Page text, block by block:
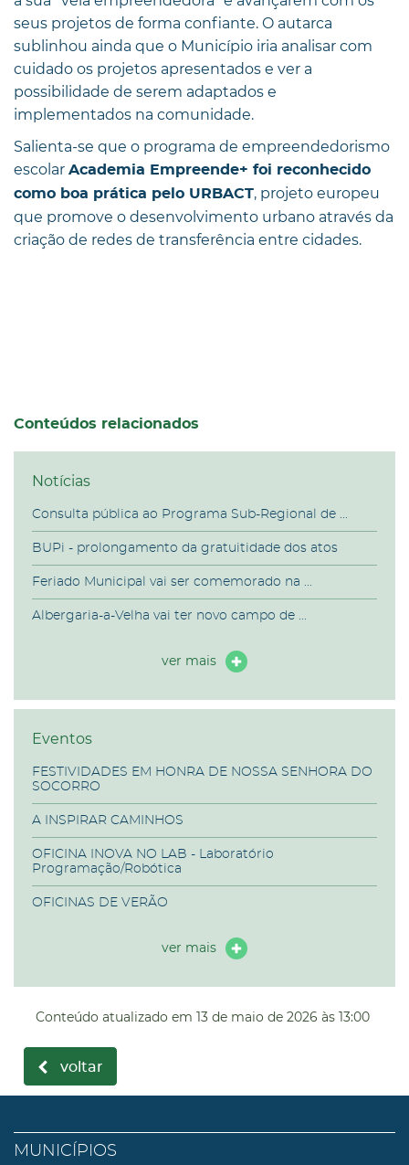
seus projetos de forma confiante. O autarca
sublinhou ainda que o Município iria analisar com
cuidado os projetos apresentados e ver a
possibilidade de serem adaptados e
implementados na comunidade.
Salienta-se que o programa de empreendedorismo
escolar Academia Empreende+ foi reconhecido
como boa prática pelo URBACT, projeto europeu
que promove o desenvolvimento urbano através da
criação de redes de transferência entre cidades.
Conteúdos relacionados
Notícias
Consulta pública ao Programa Sub-Regional de ...
BUPi - prolongamento da gratuitidade dos atos
Feriado Municipal vai ser comemorado na ...
Albergaria-a-Velha vai ter novo campo de ...
ver mais
Eventos
FESTIVIDADES EM HONRA DE NOSSA SENHORA DO
SOCORRO
A INSPIRAR CAMINHOS
OFICINA INOVA NO LAB - Laboratório
Programação/Robótica
OFICINAS DE VERÃO
ver mais
Conteúdo atualizado em 13 de maio de 2026 às 13:00
voltar
MUNICÍPIOS